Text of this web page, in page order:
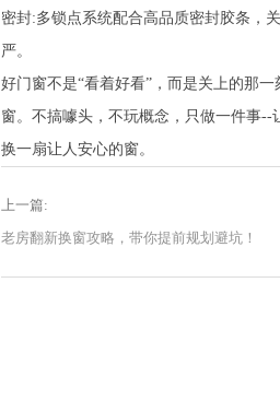
密封:多锁点系统配合高品质密封胶条，
严。
好门窗不是“看着好看”，而是关上的那
窗。不搞噱头，不玩概念，只做一件事
换一扇让人安心的窗。
上一篇:
老房翻新换窗攻略，带你提前规划避坑！